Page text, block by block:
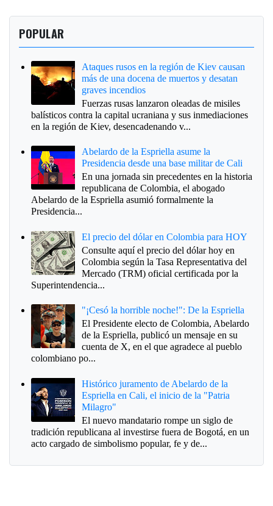
POPULAR
Ataques rusos en la región de Kiev causan
más de una docena de muertos y desatan
graves incendios
Fuerzas rusas lanzaron oleadas de misiles
balísticos contra la capital ucraniana y sus inmediaciones
en la región de Kiev, desencadenando v...
Abelardo de la Espriella asume la
Presidencia desde una base militar de Cali
En una jornada sin precedentes en la historia
republicana de Colombia, el abogado
Abelardo de la Espriella asumió formalmente la
Presidencia...
El precio del dólar en Colombia para HOY
Consulte aquí el precio del dólar hoy en
Colombia según la Tasa Representativa del
Mercado (TRM) oficial certificada por la
Superintendencia...
"¡Cesó la horrible noche!": De la Espriella
El Presidente electo de Colombia, Abelardo
de la Espriella, publicó un mensaje en su
cuenta de X, en el que agradece al pueblo
colombiano po...
Histórico juramento de Abelardo de la
Espriella en Cali, el inicio de la "Patria
Milagro"
El nuevo mandatario rompe un siglo de
tradición republicana al investirse fuera de Bogotá, en un
acto cargado de simbolismo popular, fe y de...